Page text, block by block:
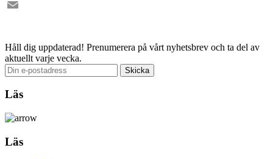
Facebook
Håll dig uppdaterad! Prenumerera på vårt nyhetsbrev och ta del av
aktuellt varje vecka.
Läs
Läs